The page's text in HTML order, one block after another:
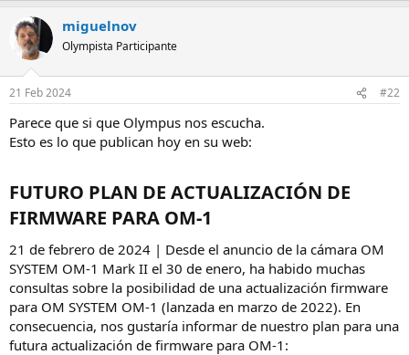
miguelnov
Olympista Participante
21 Feb 2024 #22
Parece que si que Olympus nos escucha.
Esto es lo que publican hoy en su web:
FUTURO PLAN DE ACTUALIZACIÓN DE
FIRMWARE PARA OM‑1​
21 de febrero de 2024 | Desde el anuncio de la cámara OM
SYSTEM OM‑1 Mark II el 30 de enero, ha habido muchas
consultas sobre la posibilidad de una actualización firmware
para OM SYSTEM OM‑1 (lanzada en marzo de 2022). En
consecuencia, nos gustaría informar de nuestro plan para una
futura actualización de firmware para OM‑1: